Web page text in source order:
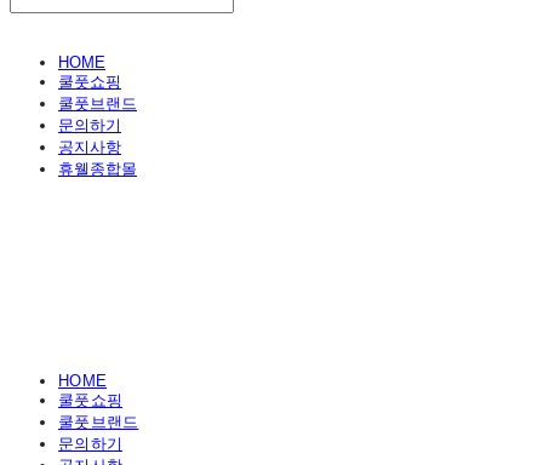
HOME
쿨풋쇼핑
쿨풋브랜드
문의하기
공지사항
휴웰종합몰
HOME
쿨풋쇼핑
쿨풋브랜드
문의하기